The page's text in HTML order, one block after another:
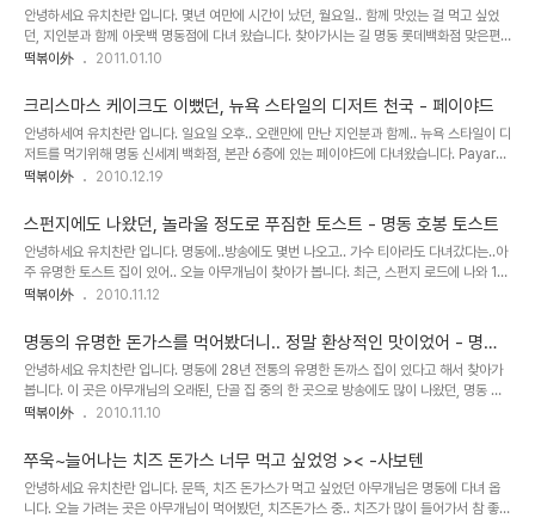
안녕하세요 유치찬란 입니다. 몇년 여만에 시간이 났던, 월요일.. 함께 맛있는 걸 먹고 싶었
던, 지인분과 함께 아웃백 명동점에 다녀 왔습니다. 찾아가시는 길 명동 롯데백화점 맞은편,
국민은행 뒷골목에 위치 아웃백은 1988년 미국 플로리아 템파시에서 테어난 아웃백 스테
떡볶이外 2011.01.10
크리스마스 케이크도 이뻤던, 뉴욕 스타일의 디저트 천국 - 페이야드
안녕하세여 유치찬란 입니다. 일요일 오후.. 오랜만에 만난 지인분과 함께.. 뉴욕 스타일이 디
저트를 먹기위해 명동 신세계 백화점, 본관 6층에 있는 페이야드에 다녀왔습니다. Payard
는 세계적으로 유명한 디저트 샵으로.. 제작년 3월 웨스틴 조선호텔에서 들여와.. 직영으로
떡볶이外 2010.12.19
스펀지에도 나왔던, 놀라울 정도로 푸짐한 토스트 - 명동 호봉 토스트
안녕하세요 유치찬란 입니다. 명동에..방송에도 몇번 나오고.. 가수 티아라도 다녀갔다는..아
주 유명한 토스트 집이 있어.. 오늘 아무개님이 찾아가 봅니다. 최근, 스펀지 로드에 나와 10
만원짜리 토스트가 소개 되었는데여.. 그 토스트 집이 바로 이 곳 이랍니다. ^^ 찾아가시는 길
떡볶이外 2010.11.12
명동의 유명한 돈가스를 먹어봤더니.. 정말 환상적인 맛이었어 - 명동
돈가스
안녕하세요 유치찬란 입니다. 명동에 28년 전통의 유명한 돈까스 집이 있다고 해서 찾아가
봅니다. 이 곳은 아무개님의 오래된, 단골 집 중의 한 곳으로 방송에도 많이 나왔던, 명동 맛
집중의 맛 집 입니다. 찾아가시는 길 명동 CGV건물 맞은편, 크리스피 도넛 옆 골목에 위치
떡볶이外 2010.11.10
쭈욱~늘어나는 치즈 돈가스 너무 먹고 싶었엉 >< -사보텐
안녕하세요 유치찬란 입니다. 문뜩, 치즈 돈가스가 먹고 싶었던 아무개님은 명동에 다녀 옵
니다. 오늘 가려는 곳은 아무개님이 먹어봤던, 치즈돈가스 중.. 치즈가 많이 들어가서 참 좋았